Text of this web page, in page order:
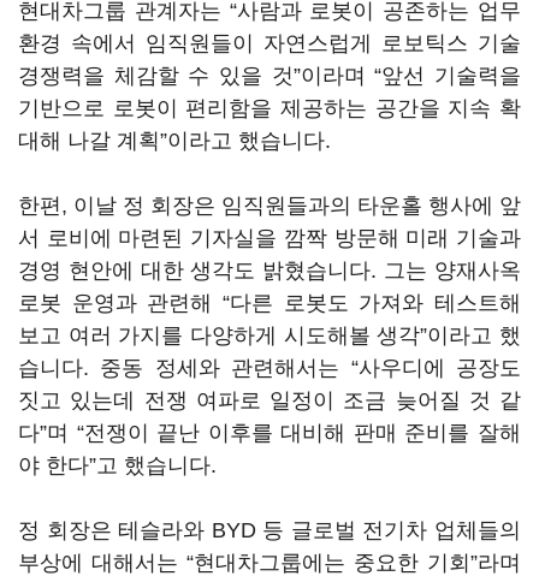
현대차그룹 관계자는 “사람과 로봇이 공존하는 업무
환경 속에서 임직원들이 자연스럽게 로보틱스 기술
경쟁력을 체감할 수 있을 것”이라며 “앞선 기술력을
기반으로 로봇이 편리함을 제공하는 공간을 지속 확
대해 나갈 계획”이라고 했습니다.
한편, 이날 정 회장은 임직원들과의 타운홀 행사에 앞
서 로비에 마련된 기자실을 깜짝 방문해 미래 기술과
경영 현안에 대한 생각도 밝혔습니다. 그는 양재사옥
로봇 운영과 관련해 “다른 로봇도 가져와 테스트해
보고 여러 가지를 다양하게 시도해볼 생각”이라고 했
습니다. 중동 정세와 관련해서는 “사우디에 공장도
짓고 있는데 전쟁 여파로 일정이 조금 늦어질 것 같
다”며 “전쟁이 끝난 이후를 대비해 판매 준비를 잘해
야 한다”고 했습니다.
정 회장은 테슬라와 BYD 등 글로벌 전기차 업체들의
부상에 대해서는 “현대차그룹에는 중요한 기회”라며